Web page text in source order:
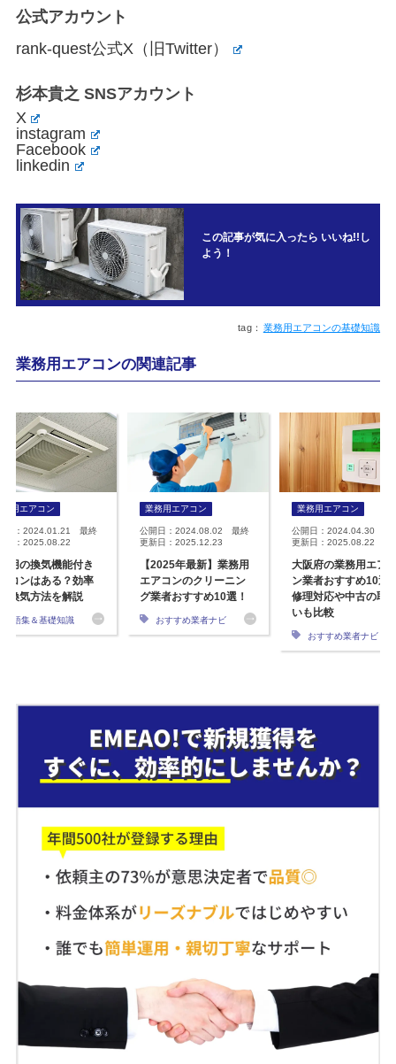
公式アカウント
rank-quest公式X（旧Twitter）
杉本貴之 SNSアカウント
X
instagram
Facebook
linkedin
この記事が気に入ったら いいね!!し
よう！
業務用エアコンの基礎知識
業務用エアコンの関連記事
務用エアコン
日：2024.01.21 最終
日：2025.08.22
用の換気機能付き
コンはある？効率
換気方法を解説
用語集＆基礎知識
業務用エアコン
公開日：2024.08.02 最終
更新日：2025.12.23
【2025年最新】業務用
エアコンのクリーニン
グ業者おすすめ10選！
おすすめ業者ナビ
業務用エアコン
公開日：2024.04.30 最
更新日：2025.08.22
大阪府の業務用エア
ン業者おすすめ10選
修理対応や中古の取
いも比較
おすすめ業者ナビ